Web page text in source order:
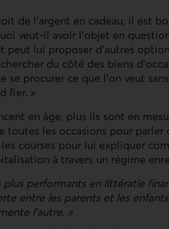
de l’argent en cadeau, il est
veut-il avoir l’objet en
peut lui proposer d’autres
du côté des biens
se procurer ce que l’on veut
fier. »
en âge, plus ils sont en
toutes les occasions pour parler
courses pour lui expliquer
à travers un régime
plus performants en littératie
entre les parents et les
l’autre. »